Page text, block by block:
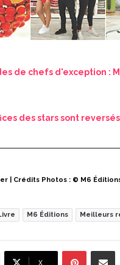
de chefs d'exception :
des stars sont
| Crédits Photos : © M6
M6 Éditions Meilleurs
X